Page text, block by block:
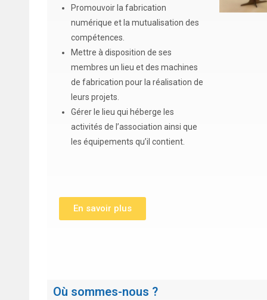
Promouvoir la fabrication
numérique et la mutualisation des
compétences.
Mettre à disposition de ses
membres un lieu et des machines
de fabrication pour la réalisation de
leurs projets.
Gérer le lieu qui héberge les
activités de l’association ainsi que
les équipements qu’il contient.
En savoir plus
Où sommes-nous ?